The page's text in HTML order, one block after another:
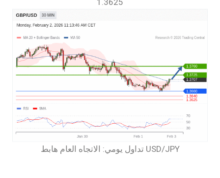
1.3625
‏USD/JPY تداول يومي: الاتجاه العام هابط